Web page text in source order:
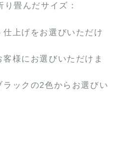
り畳んだサイズ：
上げをお選びいただけ
様にお選びいただけま
ックの2色からお選びい